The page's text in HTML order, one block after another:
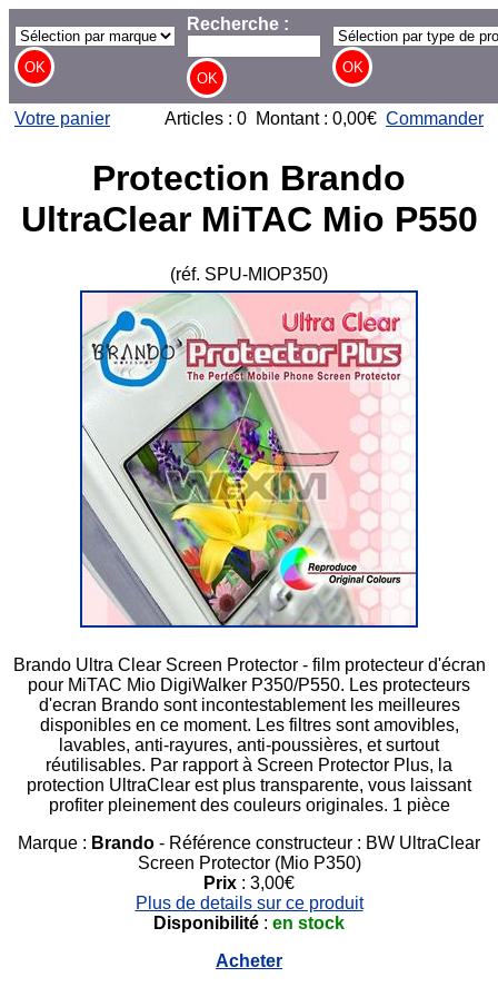
Recherche :
Votre panier Articles : 0 Montant : 0,00€ Commander
Protection Brando
UltraClear MiTAC Mio P550
(réf. SPU-MIOP350)
Brando Ultra Clear Screen Protector - film protecteur d'écran
pour MiTAC Mio DigiWalker P350/P550. Les protecteurs
d'ecran Brando sont incontestablement les meilleures
disponibles en ce moment. Les filtres sont amovibles,
lavables, anti-rayures, anti-poussières, et surtout
réutilisables. Par rapport à Screen Protector Plus, la
protection UltraClear est plus transparente, vous laissant
profiter pleinement des couleurs originales. 1 pièce
Marque : Brando - Référence constructeur : BW UltraClear
Screen Protector (Mio P350)
Prix : 3,00€
Plus de details sur ce produit
Disponibilité : en stock
Acheter